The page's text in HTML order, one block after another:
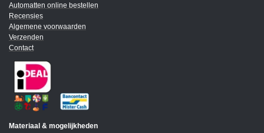
Automatten online bestellen
Recensies
Algemene voorwaarden
Verzenden
Contact
Materiaal & mogelijkheden